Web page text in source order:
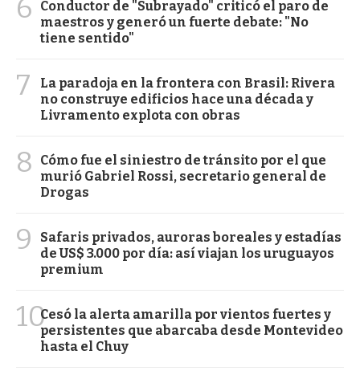
6
Conductor de "Subrayado" criticó el paro de
maestros y generó un fuerte debate: "No
tiene sentido"
7
La paradoja en la frontera con Brasil: Rivera
no construye edificios hace una década y
Livramento explota con obras
8
Cómo fue el siniestro de tránsito por el que
murió Gabriel Rossi, secretario general de
Drogas
9
Safaris privados, auroras boreales y estadías
de US$ 3.000 por día: así viajan los uruguayos
premium
10Cesó la alerta amarilla por vientos fuertes y
persistentes que abarcaba desde Montevideo
hasta el Chuy